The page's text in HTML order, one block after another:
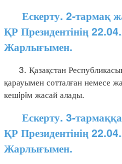
Ескерту. 2-тармақ
ҚР Президентінің
Жарлығымен.
3. Қазақстан
қарауымен сотталған немесе
кешiрiм жасай алады.
Ескерту. 3-тармаққа
ҚР Президентінің
Жарлығымен.